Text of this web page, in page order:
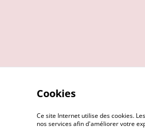
Cookies
Ce site Internet utilise des cookies.
nos services afin d'améliorer votre